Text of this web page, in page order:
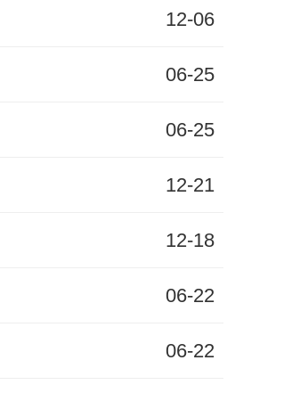
12-06
06-25
06-25
12-21
12-18
06-22
06-22